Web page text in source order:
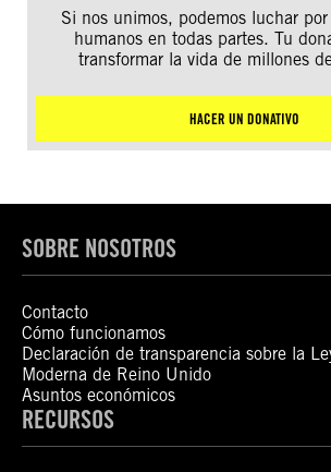
Si nos unimos, podemos luchar
humanos en todas partes. Tu
transformar la vida de millones
HACER UN DONATIVO
SOBRE NOSOTROS
Contacto
Cómo funcionamos
Declaración de transparencia sobre la
Moderna de Reino Unido
Asuntos económicos
RECURSOS